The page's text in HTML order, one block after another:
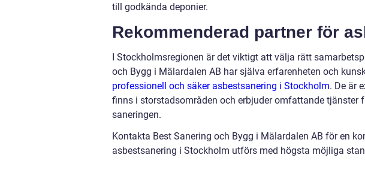
till godkända deponier.
Rekommenderad partner för
I Stockholmsregionen är det viktigt att välja rätt
och Bygg i Mälardalen AB har själva erfarenheten och
professionell och säker asbestsanering i Stockholm. De är
finns i storstadsområden och erbjuder omfattande
saneringen.
Kontakta Best Sanering och Bygg i Mälardalen AB för en
asbestsanering i Stockholm utförs med högsta möjliga